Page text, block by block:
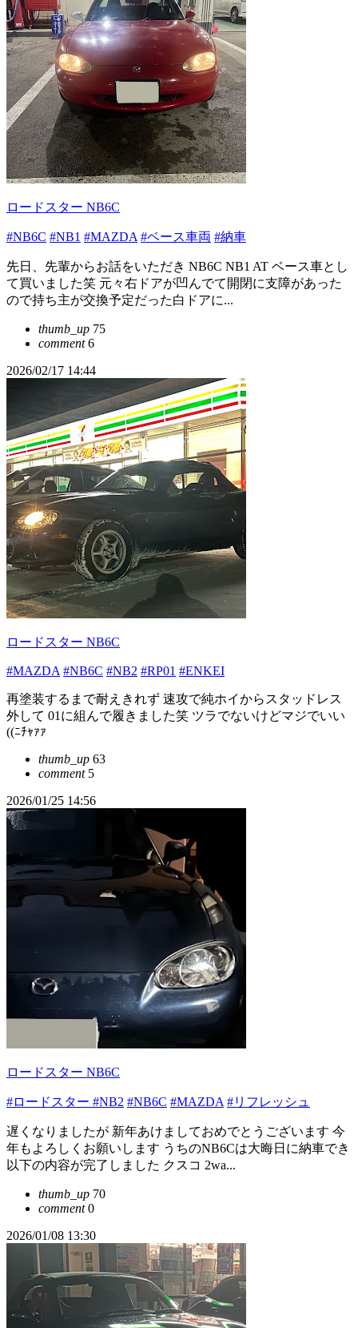
ロードスター NB6C
#NB6C #NB1 #MAZDA #ベース車両 #納車
先日、先輩からお話をいただき NB6C NB1 AT ベース車とし
て買いました笑 元々右ドアが凹んでて開閉に支障があった
ので持ち主が交換予定だった白ドアに...
thumb_up 75
comment6
2026/02/17 14:44
ロードスター NB6C
#MAZDA #NB6C #NB2 #RP01 #ENKEI
再塗装するまで耐えきれず 速攻で純ホイからスタッドレス
外して 01に組んで履きました笑 ツラでないけどマジでいい
((ﾆﾁｬｧｧ
thumb_up 63
comment5
2026/01/25 14:56
ロードスター NB6C
#ロードスター #NB2 #NB6C #MAZDA #リフレッシュ
遅くなりましたが 新年あけましておめでとうございます 今
年もよろしくお願いします うちのNB6Cは大晦日に納車でき
以下の内容が完了しました クスコ 2wa...
thumb_up 70
comment0
2026/01/08 13:30